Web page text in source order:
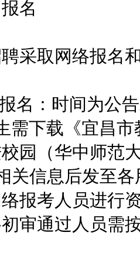
名
取网络报名和
：时间为公告
需下载《宜昌
园（华中师范
关信息后发至
报考人员进行
审通过人员需